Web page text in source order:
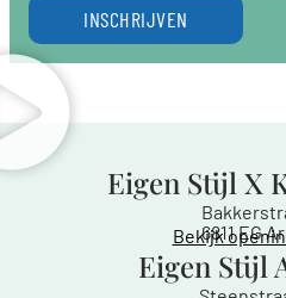
INSCHRIJVEN
Eigen Stijl X
6811 EG
Bekijk
Eigen Stijl